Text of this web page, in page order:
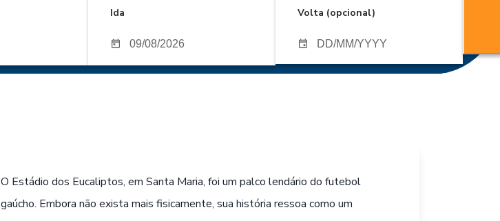
Ida Volta (opcional)
O Estádio dos Eucaliptos, em Santa Maria, foi um palco lendário do futebol
gaúcho. Embora não exista mais fisicamente, sua história ressoa como um